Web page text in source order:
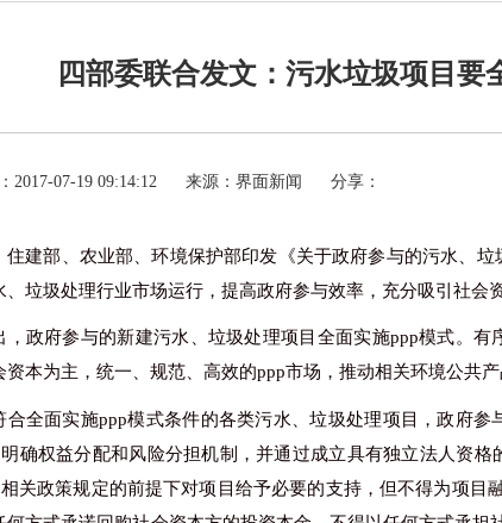
四部委联合发文：污水垃圾项目要
2017-07-19 09:14:12 来源：界面新闻 分享：
住建部、农业部、环境保护部印发《关于政府参与的污水、垃
、垃圾处理行业市场运行，提高政府参与效率，充分吸引社会
，政府参与的新建污水、垃圾处理项目全面实施ppp模式。有
资本为主，统一、规范、高效的ppp市场，推动相关环境公共产
合全面实施ppp模式条件的各类污水、垃圾处理项目，政府
确权益分配和风险分担机制，并通过成立具有独立法人资
关政策规定的前提下对项目给予必要的支持，但不得为项目